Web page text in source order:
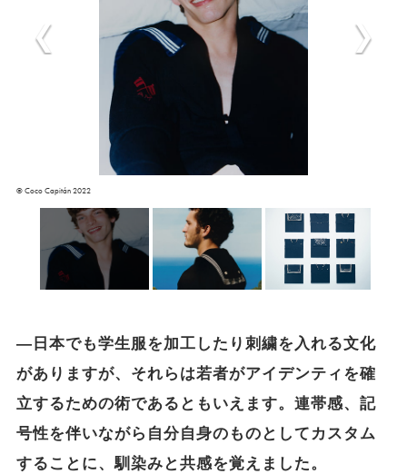
© Coco Capitán 2022
―日本でも学生服を加工したり刺繍を入れる文化
がありますが、それらは若者がアイデンティを確
立するための術であるともいえます。連帯感、記
号性を伴いながら自分自身のものとしてカスタム
することに、馴染みと共感を覚えました。